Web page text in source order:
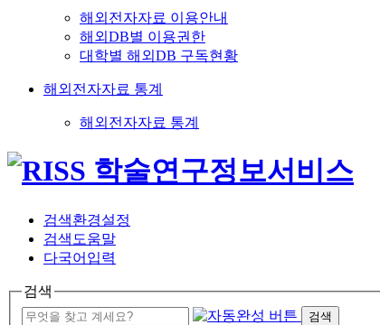
해외전자자료 이용안내
해외DB별 이용권한
대학별 해외DB 구독현황
해외전자자료 통계
해외전자자료 통계
검색환경설정
검색도움말
다국어입력
검색
검색